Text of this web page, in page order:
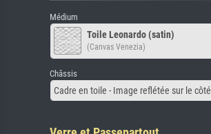
Médium
Toile Leonardo (satin)
(Canvas Venezia)
Châssis
Cadre en toile - Image reflétée sur le côté